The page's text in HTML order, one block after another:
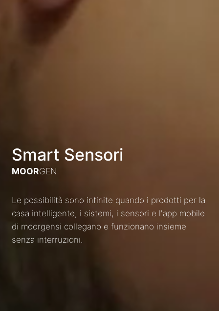
Smart Sensori
MOORGEN
Le possibilità sono infinite quando i prodotti per la
casa intelligente, i sistemi, i sensori e l'app mobile
di moorgensi collegano e funzionano insieme
senza interruzioni.